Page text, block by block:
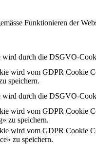
Funktionieren der
wird durch die DSGVO-
wird vom GDPR Cookie
speichern.
wird durch die DSGVO-
wird vom GDPR Cookie
zu speichern.
wird vom GDPR Cookie
zu speichern.